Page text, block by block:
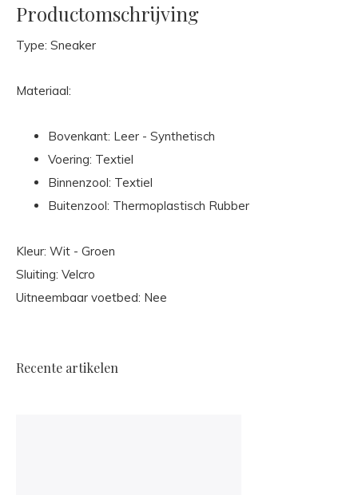
Productomschrijving
Type: Sneaker
Materiaal:
Bovenkant: Leer - Synthetisch
Voering: Textiel
Binnenzool: Textiel
Buitenzool: Thermoplastisch Rubber
Kleur: Wit - Groen
Sluiting: Velcro
Uitneembaar voetbed: Nee
Recente artikelen